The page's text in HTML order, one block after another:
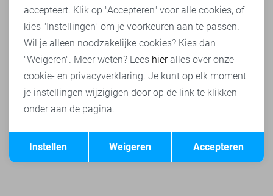
Terug Opslaan
accepteert. Klik op "Accepteren" voor alle cookies, of
kies "Instellingen" om je voorkeuren aan te passen.
Wil je alleen noodzakelijke cookies? Kies dan
"Weigeren". Meer weten? Lees hieralles over onze
cookie- en privacyverklaring. Je kunt op elk moment
je instellingen wijzigigen door op de link te klikken
onder aan de pagina.
Accepteren
Weigeren
Instellen